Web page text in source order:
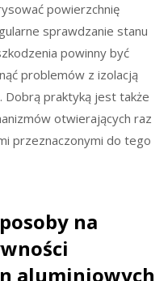
powierzchnię
sprawdzanie stanu
powinny być
problemów z izolacją
Dobrą praktyką jest także
otwierających raz
przeznaczonymi do tego
na
aluminiowych